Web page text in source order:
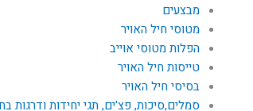
מבצעים
מטוסי חיל האויר
הפלות מטוסי אוייב
טייסות חיל האויר
בסיסי חיל האויר
סמלים,סיכות, פצ'ים, תגי יחידות ודרגות